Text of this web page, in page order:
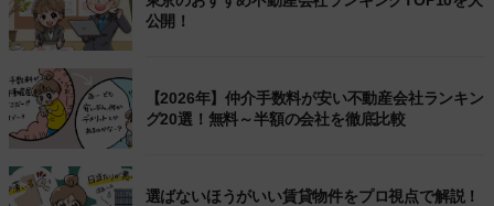
公開！
【2026年】仲介手数料が安い不動産会社ランキン
グ20選！無料～半額の会社を徹底比較
選ばないほうがいい賃貸物件をプロ視点で解説！